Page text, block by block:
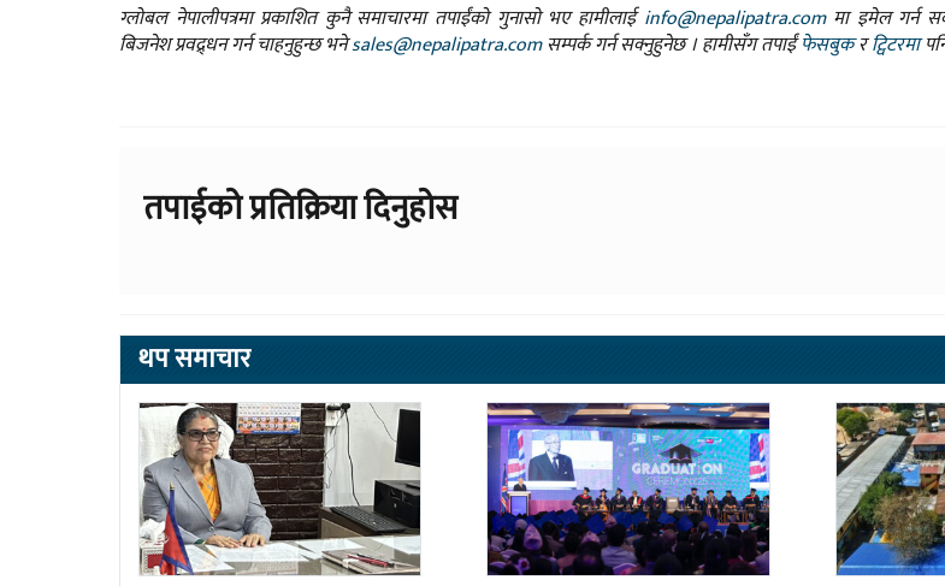
ग्लोबल नेपालीपत्रमा प्रकाशित कुनै समाचारमा तपाईंको गुनासो भए हामीलाईinfo@nepalipatra.comमा इमेल गर्न
बिजनेश प्रवद्र्धन गर्न चाहनुहुन्छ भनेsales@nepalipatra.comसम्पर्क गर्न सक्नुहुनेछ । हामीसँग तपाईंफेसबुकरट्विटरमा
तपाईको प्रतिक्रिया दिनुहोस
थप समाचार